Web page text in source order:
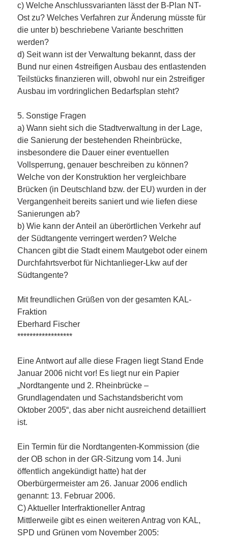
c) Welche Anschlussvarianten lässt der B-Plan NT-
Ost zu? Welches Verfahren zur Änderung müsste für
die unter b) beschriebene Variante beschritten
werden?
d) Seit wann ist der Verwaltung bekannt, dass der
Bund nur einen 4streifigen Ausbau des entlastenden
Teilstücks finanzieren will, obwohl nur ein 2streifiger
Ausbau im vordringlichen Bedarfsplan steht?
5. Sonstige Fragen
a) Wann sieht sich die Stadtverwaltung in der Lage,
die Sanierung der bestehenden Rheinbrücke,
insbesondere die Dauer einer eventuellen
Vollsperrung, genauer beschreiben zu können?
Welche von der Konstruktion her vergleichbare
Brücken (in Deutschland bzw. der EU) wurden in der
Vergangenheit bereits saniert und wie liefen diese
Sanierungen ab?
b) Wie kann der Anteil an überörtlichen Verkehr auf
der Südtangente verringert werden? Welche
Chancen gibt die Stadt einem Mautgebot oder einem
Durchfahrtsverbot für Nichtanlieger-Lkw auf der
Südtangente?
Mit freundlichen Grüßen von der gesamten KAL-
Fraktion
Eberhard Fischer
******************
Eine Antwort auf alle diese Fragen liegt Stand Ende
Januar 2006 nicht vor! Es liegt nur ein Papier
„Nordtangente und 2. Rheinbrücke –
Grundlagendaten und Sachstandsbericht vom
Oktober 2005“, das aber nicht ausreichend detailliert
ist.
Ein Termin für die Nordtangenten-Kommission (die
der OB schon in der GR-Sitzung vom 14. Juni
öffentlich angekündigt hatte) hat der
Oberbürgermeister am 26. Januar 2006 endlich
genannt: 13. Februar 2006.
C) Aktueller Interfraktioneller Antrag
Mittlerweile gibt es einen weiteren Antrag von KAL,
SPD und Grünen vom November 2005: